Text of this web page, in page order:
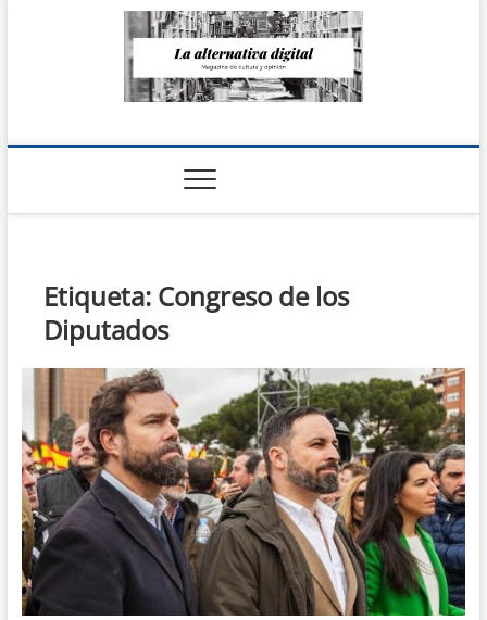
La Alternativa
Etiqueta: Congreso de los
Diputados